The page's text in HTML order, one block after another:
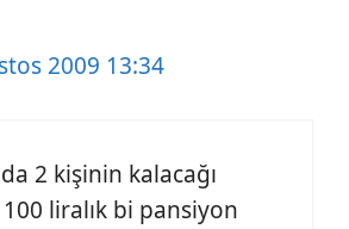
2009 13:34
2 kişinin kalacağı
liralık bi pansiyon